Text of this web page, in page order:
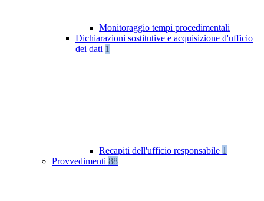
Monitoraggio tempi procedimentali
Dichiarazioni sostitutive e acquisizione d'ufficio
dei dati 1
Recapiti dell'ufficio responsabile 1
Provvedimenti 88